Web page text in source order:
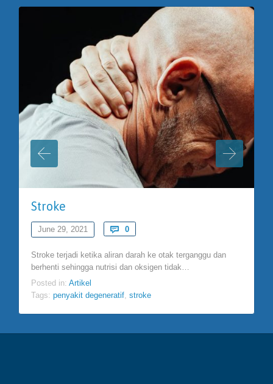
Stroke
June 29, 2021  0Comments
Stroke terjadi ketika aliran darah ke otak terganggu dan
berhenti sehingga nutrisi dan oksigen tidak…
Posted in: Artikel
Tags: penyakit degeneratif, stroke